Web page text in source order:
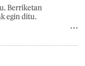
Berriketan
egin ditu.